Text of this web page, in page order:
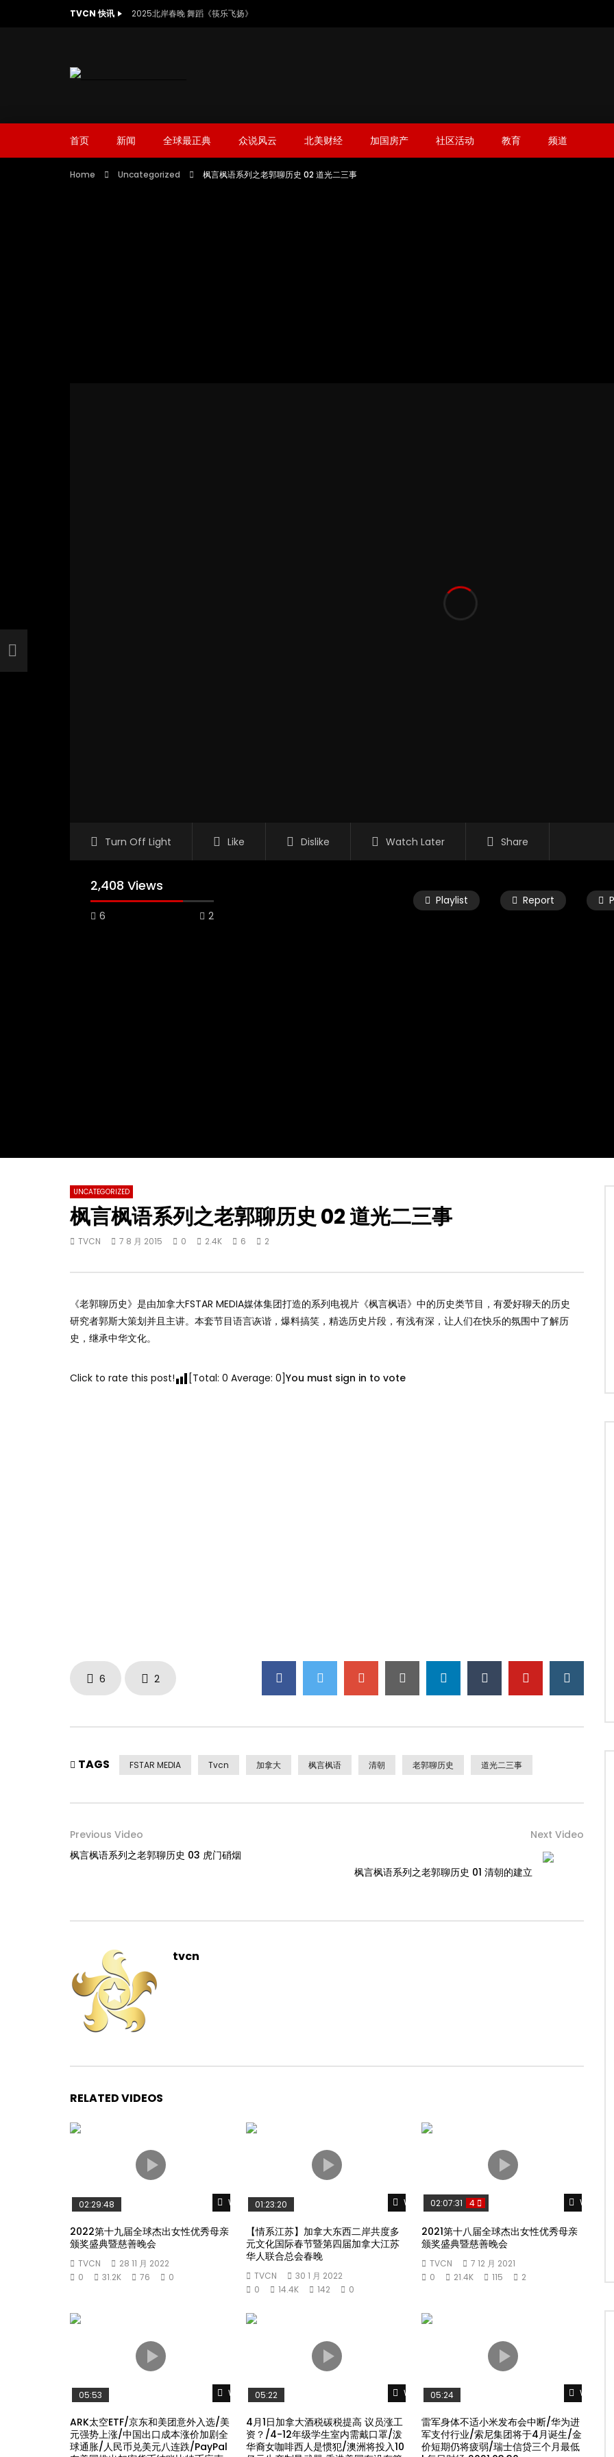
TVCN 快讯 2025北岸春晚 舞蹈《筷乐飞扬》
首页 新闻 全球最正典 众说风云 北美财经 加国房产 社区活动 教育 频道
Home Uncategorized 枫言枫语系列之老郭聊历史 02 道光二三事
Turn Off Light Like Dislike Watch Later Share
2,408 Views
6 2
Playlist Report
UNCATEGORIZED
枫言枫语系列之老郭聊历史 02 道光二三事
TVCN 7 8 月 2015 0 2.4K 6 2
《老郭聊历史》是由加拿大FSTAR MEDIA媒体集团打造的系列电视片《枫言枫语》中的历史类节目，有爱好聊天的历史
研­究者郭斯大策划并且主讲。本套节目语言诙谐，爆料搞笑，精选历史片段，有浅有深，让人­们在快乐的氛围中了解历
史，继承中华文化。
Click to rate this post! [Total: 0 Average: 0]You must sign in to vote
6 2
TAGS FSTAR MEDIA Tvcn 加拿大 枫言枫语 清朝 老郭聊历史 道光二三事
Previous Video
枫言枫语系列之老郭聊历史 03 虎门硝烟
Next Video
枫言枫语系列之老郭聊历史 01 清朝的建立
tvcn
RELATED VIDEOS
Watch Later
02:29:48
2022第十九届全球杰出女性优秀母亲
颁奖盛典暨慈善晚会
TVCN
28 11 月 2022
0
31.2K 76 0
Watch Later
01:23:20
【情系江苏】加拿大东西二岸共度多
元文化国际春节暨第四届加拿大江苏
华人联合总会春晚
TVCN
30 1 月 2022
0
14.4K 142 0
Watch
02:07:31 4
2021第十八届全球杰出女性优秀母亲
颁奖盛典暨慈善晚会
TVCN
7 12 月 2021
0
21.4K 115 2
Watch Later
05:53
ARK太空ETF/京东和美团意外入选/美
元强势上涨/中国出口成本涨价加剧全
球通胀/人民币兑美元八连跌/PayPal
Watch Later
05:22
4月1日加拿大酒税碳税提高 议员涨工
资？/4-12年级学生室内需戴口罩/泼
华裔女咖啡西人是惯犯/澳洲将投入10
Watch
05:24
雷军身体不适小米发布会中断/华为进
军支付行业/索尼集团将于4月诞生/金
价短期仍将疲弱/瑞士信贷三个月最低